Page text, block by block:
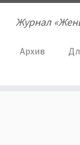
Журнал
Архив